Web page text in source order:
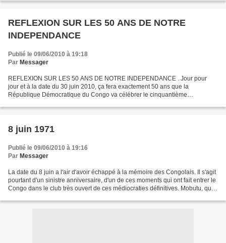
REFLEXION SUR LES 50 ANS DE NOTRE
INDEPENDANCE
Publié le 09/06/2010 à 19:18
Par Messager
REFLEXION SUR LES 50 ANS DE NOTRE INDEPENDANCE . Jour pour
jour et à la date du 30 juin 2010, ça fera exactement 50 ans que la
République Démocratique du Congo va célébrer le cinquantième
8 juin 1971
Publié le 09/06/2010 à 19:16
Par Messager
La date du 8 juin a l'air d'avoir échappé à la mémoire des Congolais. Il s'agit
pourtant d'un sinistre anniversaire, d'un de ces moments qui ont fait entrer le
Congo dans le club très ouvert de ces médiocraties définitives. Mobutu, qui